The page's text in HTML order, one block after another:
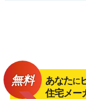
無料 あなたに
住宅メー